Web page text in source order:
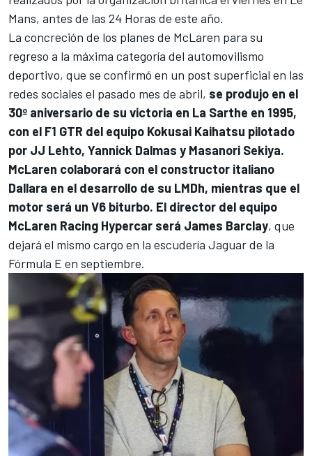
Mans, antes de las 24 Horas de este año.
La concreción de los planes de McLaren para su
regreso a la máxima categoría del automovilismo
deportivo, que se confirmó en un post superficial en las
redes sociales el pasado mes de abril, se produjo en el
30º aniversario de su victoria en La Sarthe en 1995,
con el F1 GTR del equipo Kokusai Kaihatsu pilotado
por JJ Lehto, Yannick Dalmas y Masanori Sekiya.
McLaren colaborará con el constructor italiano
Dallara en el desarrollo de su LMDh, mientras que el
motor será un V6 biturbo. El director del equipo
McLaren Racing Hypercar será James Barclay, que
dejará el mismo cargo en la escudería Jaguar de la
Fórmula E en septiembre.